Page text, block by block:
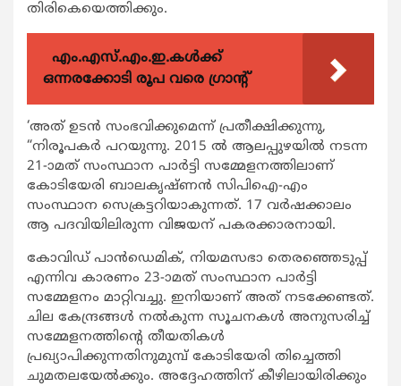
തിരികെയെത്തിക്കും.
എം.എസ്.എം.ഇ.കൾക്ക്
ഒന്നരക്കോടി രൂപ വരെ ഗ്രാന്റ്
‘അത് ഉടന്‍ സംഭവിക്കുമെന്ന് പ്രതീക്ഷിക്കുന്നു,
“നിരൂപകര്‍ പറയുന്നു. 2015 ല്‍ ആലപ്പുഴയില്‍ നടന്ന
21-ാമത് സംസ്ഥാന പാര്‍ട്ടി സമ്മേളനത്തിലാണ്
കോടിയേരി ബാലകൃഷ്ണന്‍ സിപിഐ-എം
സംസ്ഥാന സെക്രട്ടറിയാകുന്നത്. 17 വര്‍ഷക്കാലം
ആ പദവിയിലിരുന്ന വിജയന് പകരക്കാരനായി.
കോവിഡ് പാന്‍ഡെമിക്, നിയമസഭാ തെരഞ്ഞെടുപ്പ്
എന്നിവ കാരണം 23-ാമത് സംസ്ഥാന പാര്‍ട്ടി
സമ്മേളനം മാറ്റിവച്ചു. ഇനിയാണ് അത് നടക്കേണ്ടത്.
ചില കേന്ദ്രങ്ങള്‍ നല്‍കുന്ന സൂചനകള്‍ അനുസരിച്ച്
സമ്മേളനത്തിന്‍റെ തീയതികള്‍
പ്രഖ്യാപിക്കുന്നതിനുമുമ്പ് കോടിയേരി തിച്ചെത്തി
ചുമതലയേല്‍ക്കും. അദ്ദേഹത്തിന് കീഴിലായിരിക്കും